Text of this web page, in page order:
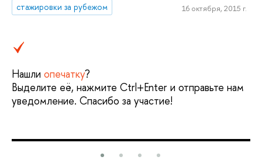
стажировки за рубежом
16 октября, 2015 г.
Нашли опечатку?
Выделите её, нажмите Ctrl+Enter и отправьте нам
уведомление. Спасибо за участие!